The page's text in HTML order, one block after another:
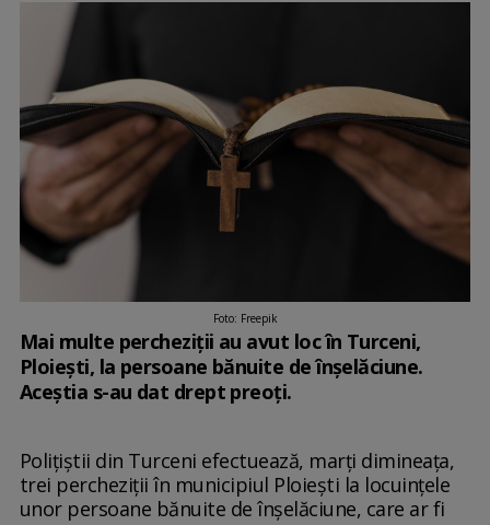
Foto: Freepik
Mai multe percheziţii au avut loc în Turceni,
Ploieşti, la persoane bănuite de înşelăciune.
Aceştia s-au dat drept preoţi.
Poliţiştii din Turceni efectuează, marţi dimineaţa,
trei percheziţii în municipiul Ploieşti la locuinţele
unor persoane bănuite de înşelăciune, care ar fi